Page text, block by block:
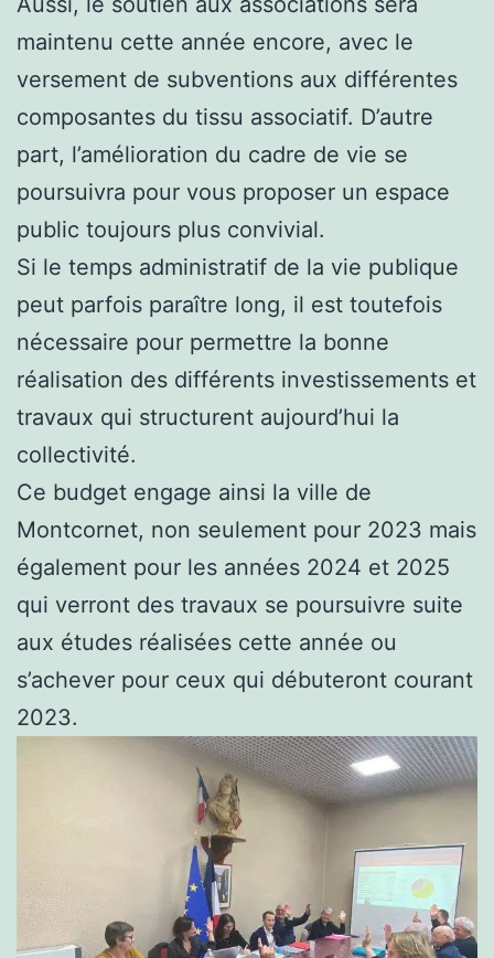
maintenu cette année encore, avec le
versement de subventions aux différentes
composantes du tissu associatif. D’autre
part, l’amélioration du cadre de vie se
poursuivra pour vous proposer un espace
public toujours plus convivial.
Si le temps administratif de la vie publique
peut parfois paraître long, il est toutefois
nécessaire pour permettre la bonne
réalisation des différents investissements et
travaux qui structurent aujourd’hui la
collectivité.
Ce budget engage ainsi la ville de
Montcornet, non seulement pour 2023 mais
également pour les années 2024 et 2025
qui verront des travaux se poursuivre suite
aux études réalisées cette année ou
s’achever pour ceux qui débuteront courant
2023.